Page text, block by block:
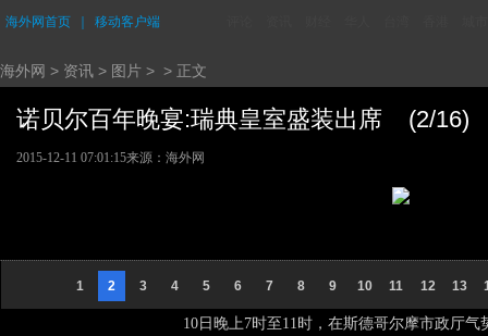
海外网首页 移动客户端
海外网 > 资讯 > 图片 > > 正文
诺贝尔百年晚宴:瑞典皇室盛装出席 (2/16)
2015-12-11 07:01:15来源：海外网
1 2 3 4 5 6 7 8 9 10 11 12 13
10日晚上7时至11时，在斯德哥尔摩市政厅气